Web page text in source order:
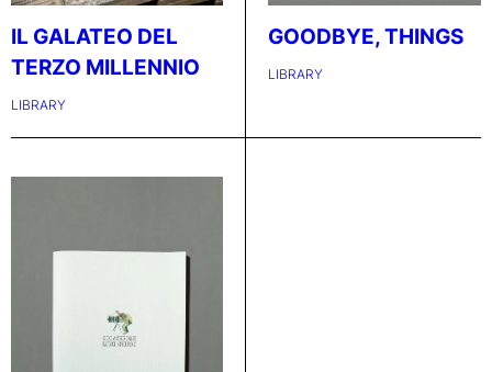
IL GALATEO DEL
TERZO MILLENNIO
LIBRARY
GOODBYE, THINGS
LIBRARY